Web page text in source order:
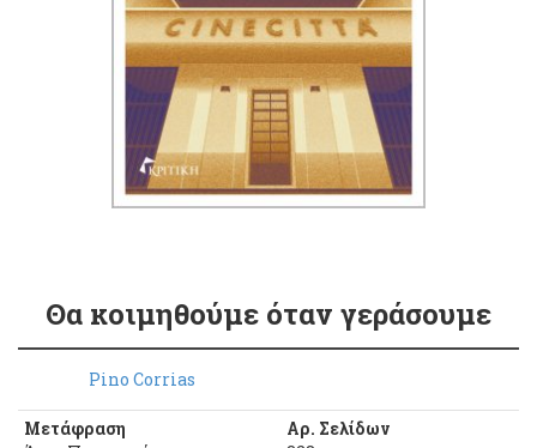
Θα κοιμηθούμε όταν γεράσουμε
Pino Corrias
Μετάφραση
Αρ. Σελίδων